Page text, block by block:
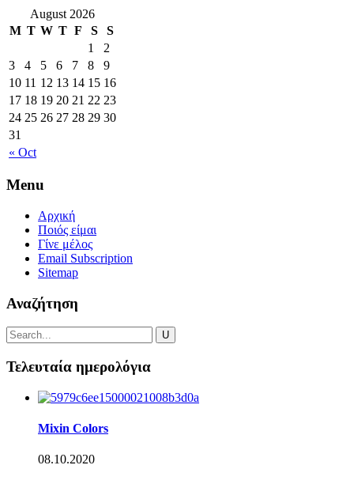
August 2026
M T W T F S S
« Oct
1
2
3
4 5 6 7 8
9
10 11 12 13 14 15 16
17 18 19 20 21 22 23
24 25 26 27 28 29 30
31
Menu
Αρχική
Ποιός είμαι
Γίνε μέλος
Email Subscription
Sitemap
Αναζήτηση
Τελευταία ημερολόγια
Mixin Colors
08.10.2020